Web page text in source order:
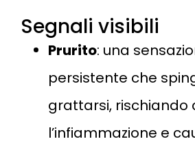
Segnali visibili
Prurito: una
persistente che
grattarsi, rischiando
l’infiammazione e